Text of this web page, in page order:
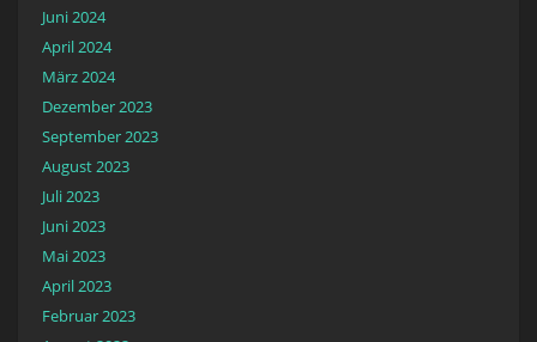
Juni 2024
April 2024
März 2024
Dezember 2023
September 2023
August 2023
Juli 2023
Juni 2023
Mai 2023
April 2023
Februar 2023